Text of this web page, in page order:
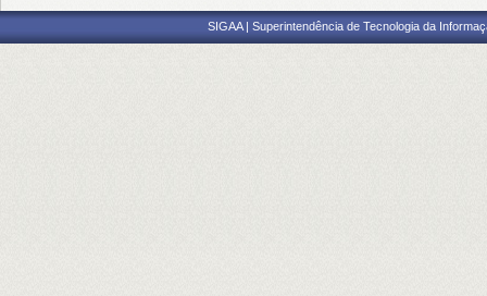
SIGAA | Superintendência de Tecnologia da